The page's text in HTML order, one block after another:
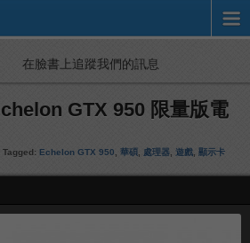
在臉書上追蹤我們的訊息
GTX 950 限量版電
Tagged: Echelon GTX 950 華碩 處理器 遊戲 顯示卡